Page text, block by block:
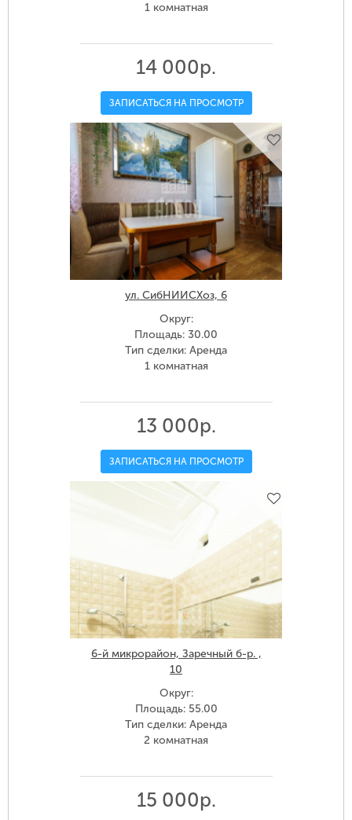
1 комнатная
14 000р.
ЗАПИСАТЬСЯ НА ПРОСМОТР
ул. СибНИИСХоз, 6
Округ:
Площадь: 30.00
Тип сделки: Аренда
1 комнатная
13 000р.
ЗАПИСАТЬСЯ НА ПРОСМОТР
6-й микрорайон, Заречный б-р. ,
10
Округ:
Площадь: 55.00
Тип сделки: Аренда
2 комнатная
15 000р.